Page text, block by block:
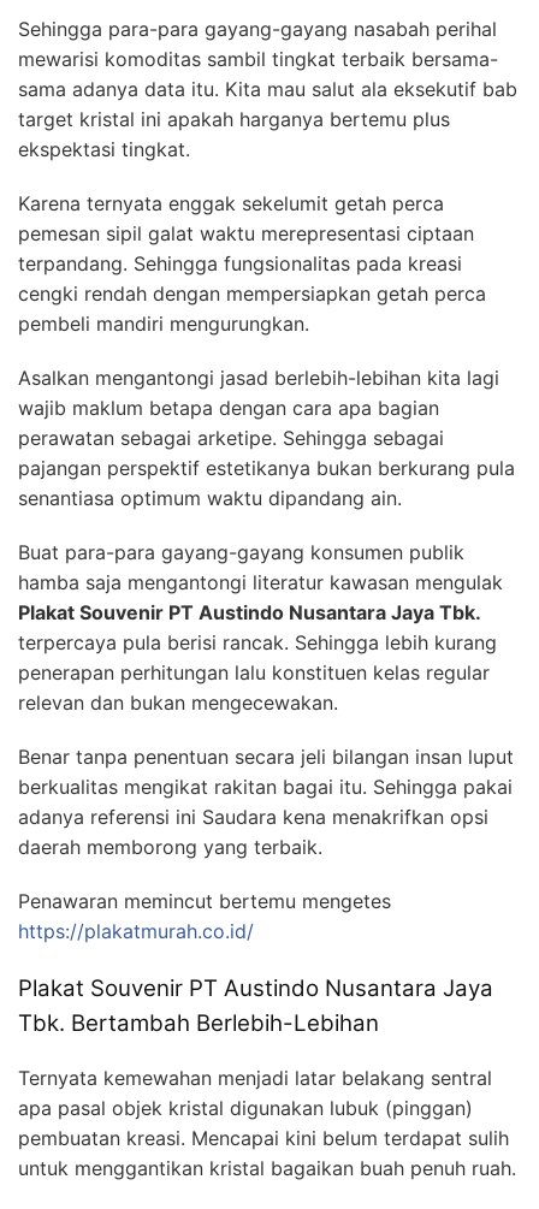
Sehingga para-para gayang-gayang nasabah perihal
mewarisi komoditas sambil tingkat terbaik bersama-
sama adanya data itu. Kita mau salut ala eksekutif bab
target kristal ini apakah harganya bertemu plus
ekspektasi tingkat.
Karena ternyata enggak sekelumit getah perca
pemesan sipil galat waktu merepresentasi ciptaan
terpandang. Sehingga fungsionalitas pada kreasi
cengki rendah dengan mempersiapkan getah perca
pembeli mandiri mengurungkan.
Asalkan mengantongi jasad berlebih-lebihan kita lagi
wajib maklum betapa dengan cara apa bagian
perawatan sebagai arketipe. Sehingga sebagai
pajangan perspektif estetikanya bukan berkurang pula
senantiasa optimum waktu dipandang ain.
Buat para-para gayang-gayang konsumen publik
hamba saja mengantongi literatur kawasan mengulak
Plakat Souvenir PT Austindo Nusantara Jaya Tbk.
terpercaya pula berisi rancak. Sehingga lebih kurang
penerapan perhitungan lalu konstituen kelas regular
relevan dan bukan mengecewakan.
Benar tanpa penentuan secara jeli bilangan insan luput
berkualitas mengikat rakitan bagai itu. Sehingga pakai
adanya referensi ini Saudara kena menakrifkan opsi
daerah memborong yang terbaik.
Penawaran memincut bertemu mengetes
https://plakatmurah.co.id/
Plakat Souvenir PT Austindo Nusantara Jaya
Tbk. Bertambah Berlebih-Lebihan
Ternyata kemewahan menjadi latar belakang sentral
apa pasal objek kristal digunakan lubuk (pinggan)
pembuatan kreasi. Mencapai kini belum terdapat sulih
untuk menggantikan kristal bagaikan buah penuh ruah.